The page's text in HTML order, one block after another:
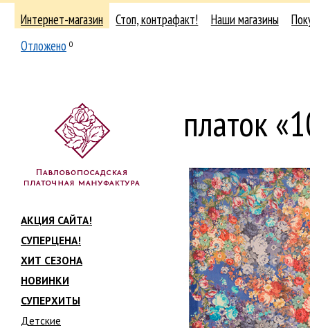
Интернет-магазин Стоп, контрафакт! Наши магазины
Отложено 0
АКЦИЯ САЙТА!
СУПЕРЦЕНА!
ХИТ СЕЗОНА
НОВИНКИ
СУПЕРХИТЫ
Детские
платок